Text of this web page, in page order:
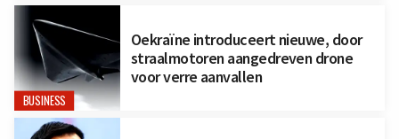
BUSINESS
Oekraïne introduceert nieuwe, door
straalmotoren aangedreven drone
voor verre aanvallen